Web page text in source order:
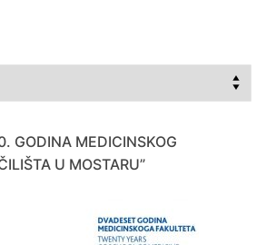
GODINA MEDICINSKOG
U MOSTARU”